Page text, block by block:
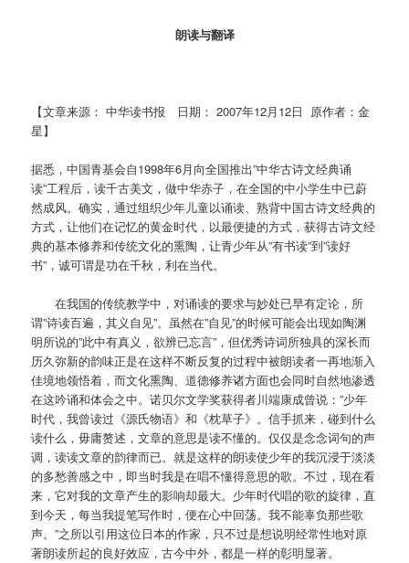
朗读与翻译
【文章来源： 中华读书报 日期： 2007年12月12日 原作者：金
星】
据悉，中国青基会自1998年6月向全国推出”中华古诗文经典诵
读”工程后，读千古美文，做中华赤子，在全国的中小学生中已蔚
然成风。确实，通过组织少年儿童以诵读、熟背中国古诗文经典的
方式，让他们在记忆的黄金时代，以最便捷的方式，获得古诗文经
典的基本修养和传统文化的熏陶，让青少年从”有书读”到”读好
书”，诚可谓是功在千秋，利在当代。
在我国的传统教学中，对诵读的要求与妙处已早有定论，所
谓”诗读百遍，其义自见”。虽然在”自见”的时候可能会出现如陶渊
明所说的”此中有真义，欲辨已忘言”，但优秀诗词所独具的深长而
历久弥新的韵味正是在这样不断反复的过程中被朗读者一再地渐入
佳境地领悟着，而文化熏陶、道德修养诸方面也会同时自然地渗透
在这吟诵和体会之中。诺贝尔文学奖获得者川端康成曾说：”少年
时代，我曾读过《源氏物语》和《枕草子》。信手抓来，碰到什么
读什么，毋庸赘述，文章的意思是读不懂的。仅仅是念念词句的声
调，读读文章的韵律而已。就是这样的朗读使少年的我沉浸于淡淡
的多愁善感之中，即当时我是在唱不懂得意思的歌。不过，现在看
来，它对我的文章产生的影响却最大。少年时代唱的歌的旋律，直
到今天，每当我提笔写作时，便在心中回荡。我不能辜负那些歌
声。”之所以引用这位日本的作家，只不过是想说明经常性地对原
著朗读所起的良好效应，古今中外，都是一样的彰明显著。